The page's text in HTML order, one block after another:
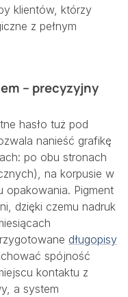
klientów, którzy
z pełnym
– precyzyjny
hasło tuż pod
nanieść grafikę
po obu stronach
na korpusie w
opakowania. Pigment
dzięki czemu nadruk
długopisy
spójność
kontaktu z
a system